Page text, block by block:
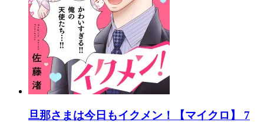
旦那さまは今日もイクメン！【マイクロ】 7